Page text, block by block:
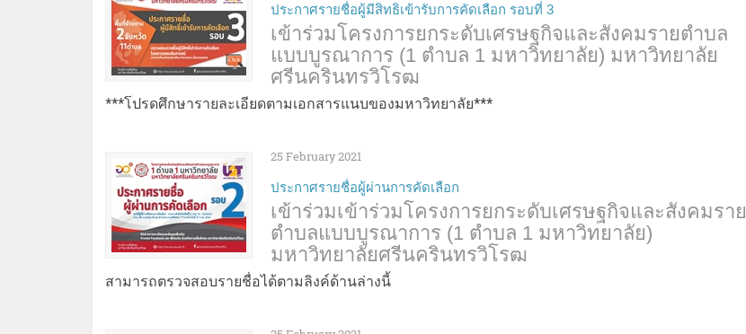
ประกาศรายชื่อผู้มีสิทธิเข้ารับการคัดเลือก รอบที่ 3
เข้าร่วมโครงการยกระดับเศรษฐกิจและสังคมรายตำบล
แบบบูรณาการ (1 ตำบล 1 มหาวิทยาลัย) มหาวิทยาลัย
ศรีนครินทรวิโรฒ
***โปรดศึกษารายละเอียดตามเอกสารแนบของมหาวิทยาลัย***
25 February 2021
ประกาศรายชื่อผู้ผ่านการคัดเลือก
เข้าร่วมเข้าร่วมโครงการยกระดับเศรษฐกิจและสังคมราย
ตำบลแบบบูรณาการ (1 ตำบล 1 มหาวิทยาลัย)
มหาวิทยาลัยศรีนครินทรวิโรฒ
สามารถตรวจสอบรายชื่อได้ตามลิงค์ด้านล่างนี้